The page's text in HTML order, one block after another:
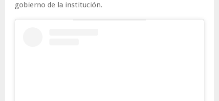
gobierno de la institución.